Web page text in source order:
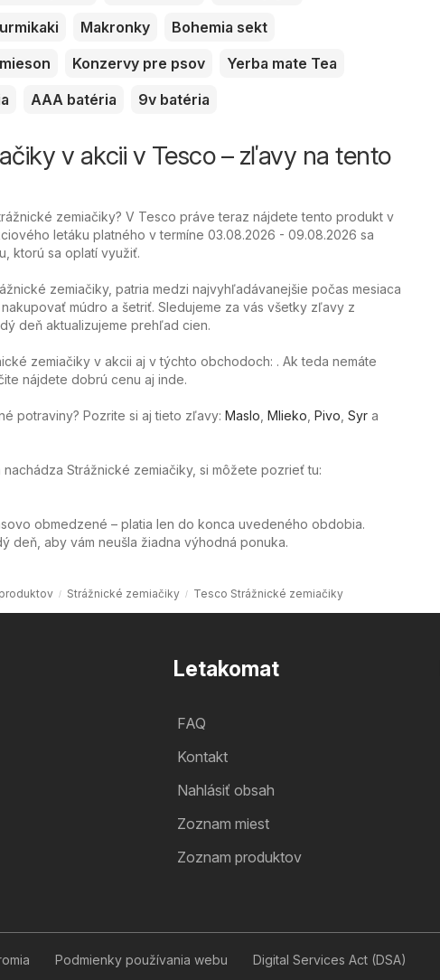
Makronky
Bohemia sekt
Konzervy pre psov
Yerba mate Tea
AAA batéria 9v batéria
v akcii v Tesco – zľavy na tento
zemiačiky? V Tesco práve teraz nájdete tento produkt v
letáku platného v termíne 03.08.2026 - 09.08.2026 sa
ktorú sa oplatí využiť.
zemiačiky, patria medzi najvyhľadávanejšie počas mesiaca
múdro a šetriť. Sledujeme za vás všetky zľavy z
deň aktualizujeme prehľad cien.
zemiačiky v akcii aj v týchto obchodoch: . Ak teda nemáte
nájdete dobrú cenu aj inde.
potraviny? Pozrite si aj tieto zľavy: Maslo Mlieko Pivo Syr a
Strážnické zemiačiky, si môžete pozrieť tu:
obmedzené – platia len do konca uvedeného obdobia.
deň, aby vám neušla žiadna výhodná ponuka.
Strážnické zemiačiky Tesco Strážnické zemiačiky
Letakomat
FAQ
Kontakt
Nahlásiť obsah
Zoznam miest
Zoznam produktov
Podmienky používania webu Digital Services Act (DSA)